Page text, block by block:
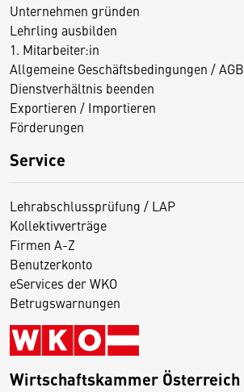
Unternehmen gründen
Lehrling ausbilden
1. Mitarbeiter:in
Allgemeine Geschäftsbedingungen / AGB
Dienstverhältnis beenden
Exportieren / Importieren
Förderungen
Service
Lehrabschlussprüfung / LAP
Kollektivverträge
Firmen A-Z
Benutzerkonto
eServices der WKO
Betrugswarnungen
Wirtschaftskammer Österreich